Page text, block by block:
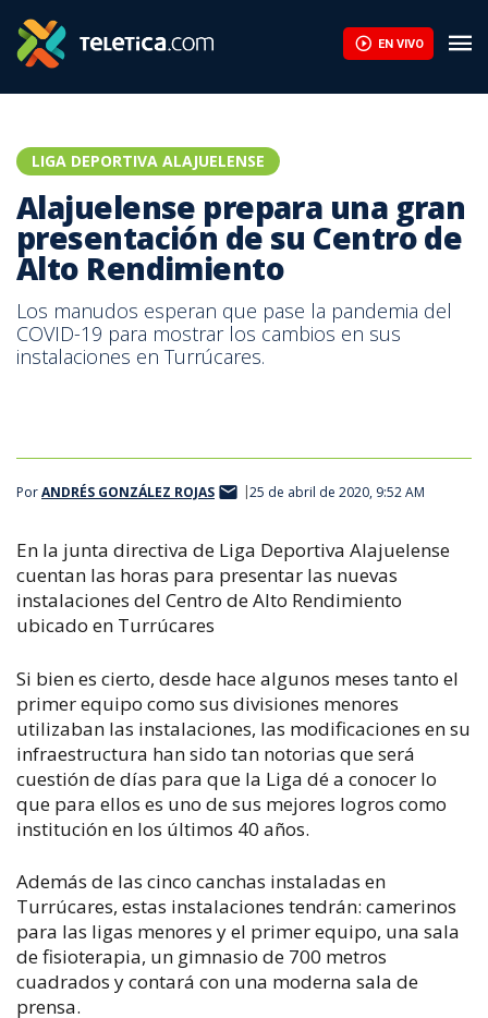
EN VIVO
LIGA DEPORTIVA ALAJUELENSE
Alajuelense prepara una gran
presentación de su Centro de
Alto Rendimiento
Los manudos esperan que pase la pandemia del
COVID-19 para mostrar los cambios en sus
instalaciones en Turrúcares.
PorANDRÉS GONZÁLEZ ROJAS 25 de abril de 2020, 9:52 AM
En la junta directiva de Liga Deportiva Alajuelense
cuentan las horas para presentar las nuevas
instalaciones del Centro de Alto Rendimiento
ubicado en Turrúcares
Si bien es cierto, desde hace algunos meses tanto el
primer equipo como sus divisiones menores
utilizaban las instalaciones, las modificaciones en su
infraestructura han sido tan notorias que será
cuestión de días para que la Liga dé a conocer lo
que para ellos es uno de sus mejores logros como
institución en los últimos 40 años.
Además de las cinco canchas instaladas en
Turrúcares, estas instalaciones tendrán: camerinos
para las ligas menores y el primer equipo, una sala
de fisioterapia, un gimnasio de 700 metros
cuadrados y contará con una moderna sala de
prensa.